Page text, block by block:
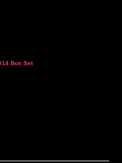
Box Set